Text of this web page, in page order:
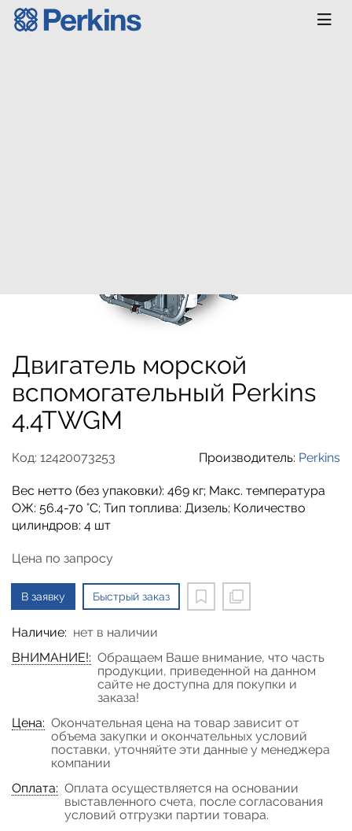
Двигатель морской
вспомогательный Perkins
4.4TWGM
Код: 12420073253 Производитель: Perkins
Вес нетто (без упаковки): 469 кг; Макс. температура
ОЖ: 56.4-70 °C; Тип топлива: Дизель; Количество
цилиндров: 4 шт
Цена по запросу
В заявку Быстрый заказ
Наличие: нет в наличии
ВНИМАНИЕ!: Обращаем Ваше внимание, что часть
продукции, приведенной на данном
сайте не доступна для покупки и
заказа!
Цена: Окончательная цена на товар зависит от
объема закупки и окончательных условий
поставки, уточняйте эти данные у менеджера
компании
Оплата: Оплата осуществляется на основании
выставленного счета, после согласования
условий отгрузки партии товара.